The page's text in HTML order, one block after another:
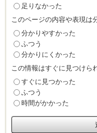
足りなかった
このページの内容や表現は
分かりやすかった
ふつう
分かりにくかった
この情報はすぐに見つけら
すぐに見つかった
ふつう
時間がかかった